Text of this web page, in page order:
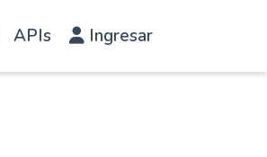
APIs Ingresar